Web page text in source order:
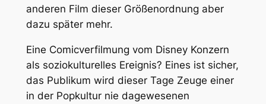
anderen Film dieser Größenordnung aber
dazu später mehr.
Eine Comicverfilmung vom Disney Konzern
als soziokulturelles Ereignis? Eines ist sicher,
das Publikum wird dieser Tage Zeuge einer
in der Popkultur nie dagewesenen